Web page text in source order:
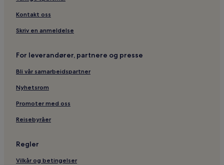
Hoteller nær Ausevika helleristninger
2-Stjerners hoteller i Bremanger
Kontakt oss
Skriv en anmeldelse
For leverandører, partnere og presse
Bli vår samarbeidspartner
Nyhetsrom
Promoter med oss
Reisebyråer
Regler
Vilkår og betingelser